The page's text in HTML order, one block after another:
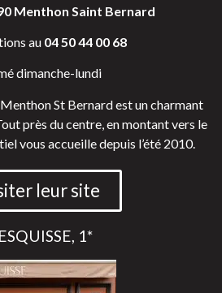
Menthon Saint Bernard
au 04 50 44 00 68
dimanche-lundi
Menthon St Bernard est un charmant
près du centre, en montant vers le
vous accueille depuis l’été 2010.
leur site
1*